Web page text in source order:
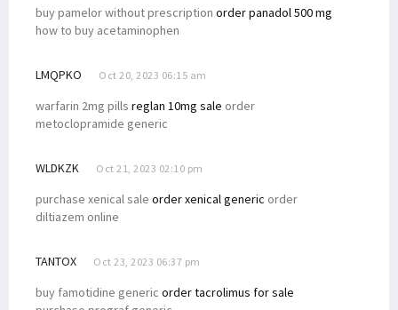
buy pamelor without prescription order panadol 500 mg
how to buy acetaminophen
LMQPKO Oct 20, 2023 06:15 am
warfarin 2mg pills reglan 10mg sale order
metoclopramide generic
WLDKZK Oct 21, 2023 02:10 pm
purchase xenical sale order xenical generic order
diltiazem online
TANTOX Oct 23, 2023 06:37 pm
buy famotidine generic order tacrolimus for sale